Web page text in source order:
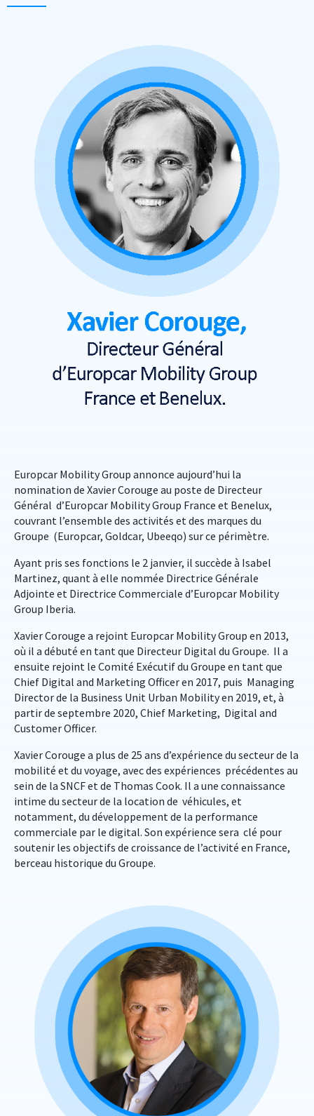
Europcar Mobility Group annonce aujourd’hui la
nomination de Xavier Corouge au poste de Directeur
Général d’Europcar Mobility Group France et Benelux,
couvrant l’ensemble des activités et des marques du
Groupe (Europcar, Goldcar, Ubeeqo) sur ce périmètre.
Ayant pris ses fonctions le 2 janvier, il succède à Isabel
Martinez, quant à elle nommée Directrice Générale
Adjointe et Directrice Commerciale d’Europcar Mobility
Group Iberia.
Xavier Corouge a rejoint Europcar Mobility Group en 2013,
où il a débuté en tant que Directeur Digital du Groupe. Il a
ensuite rejoint le Comité Exécutif du Groupe en tant que
Chief Digital and Marketing Officer en 2017, puis Managing
Director de la Business Unit Urban Mobility en 2019, et, à
partir de septembre 2020, Chief Marketing, Digital and
Customer Officer.
Xavier Corouge a plus de 25 ans d’expérience du secteur de la
mobilité et du voyage, avec des expériences précédentes au
sein de la SNCF et de Thomas Cook. Il a une connaissance
intime du secteur de la location de véhicules, et
notamment, du développement de la performance
commerciale par le digital. Son expérience sera clé pour
soutenir les objectifs de croissance de l’activité en France,
berceau historique du Groupe.